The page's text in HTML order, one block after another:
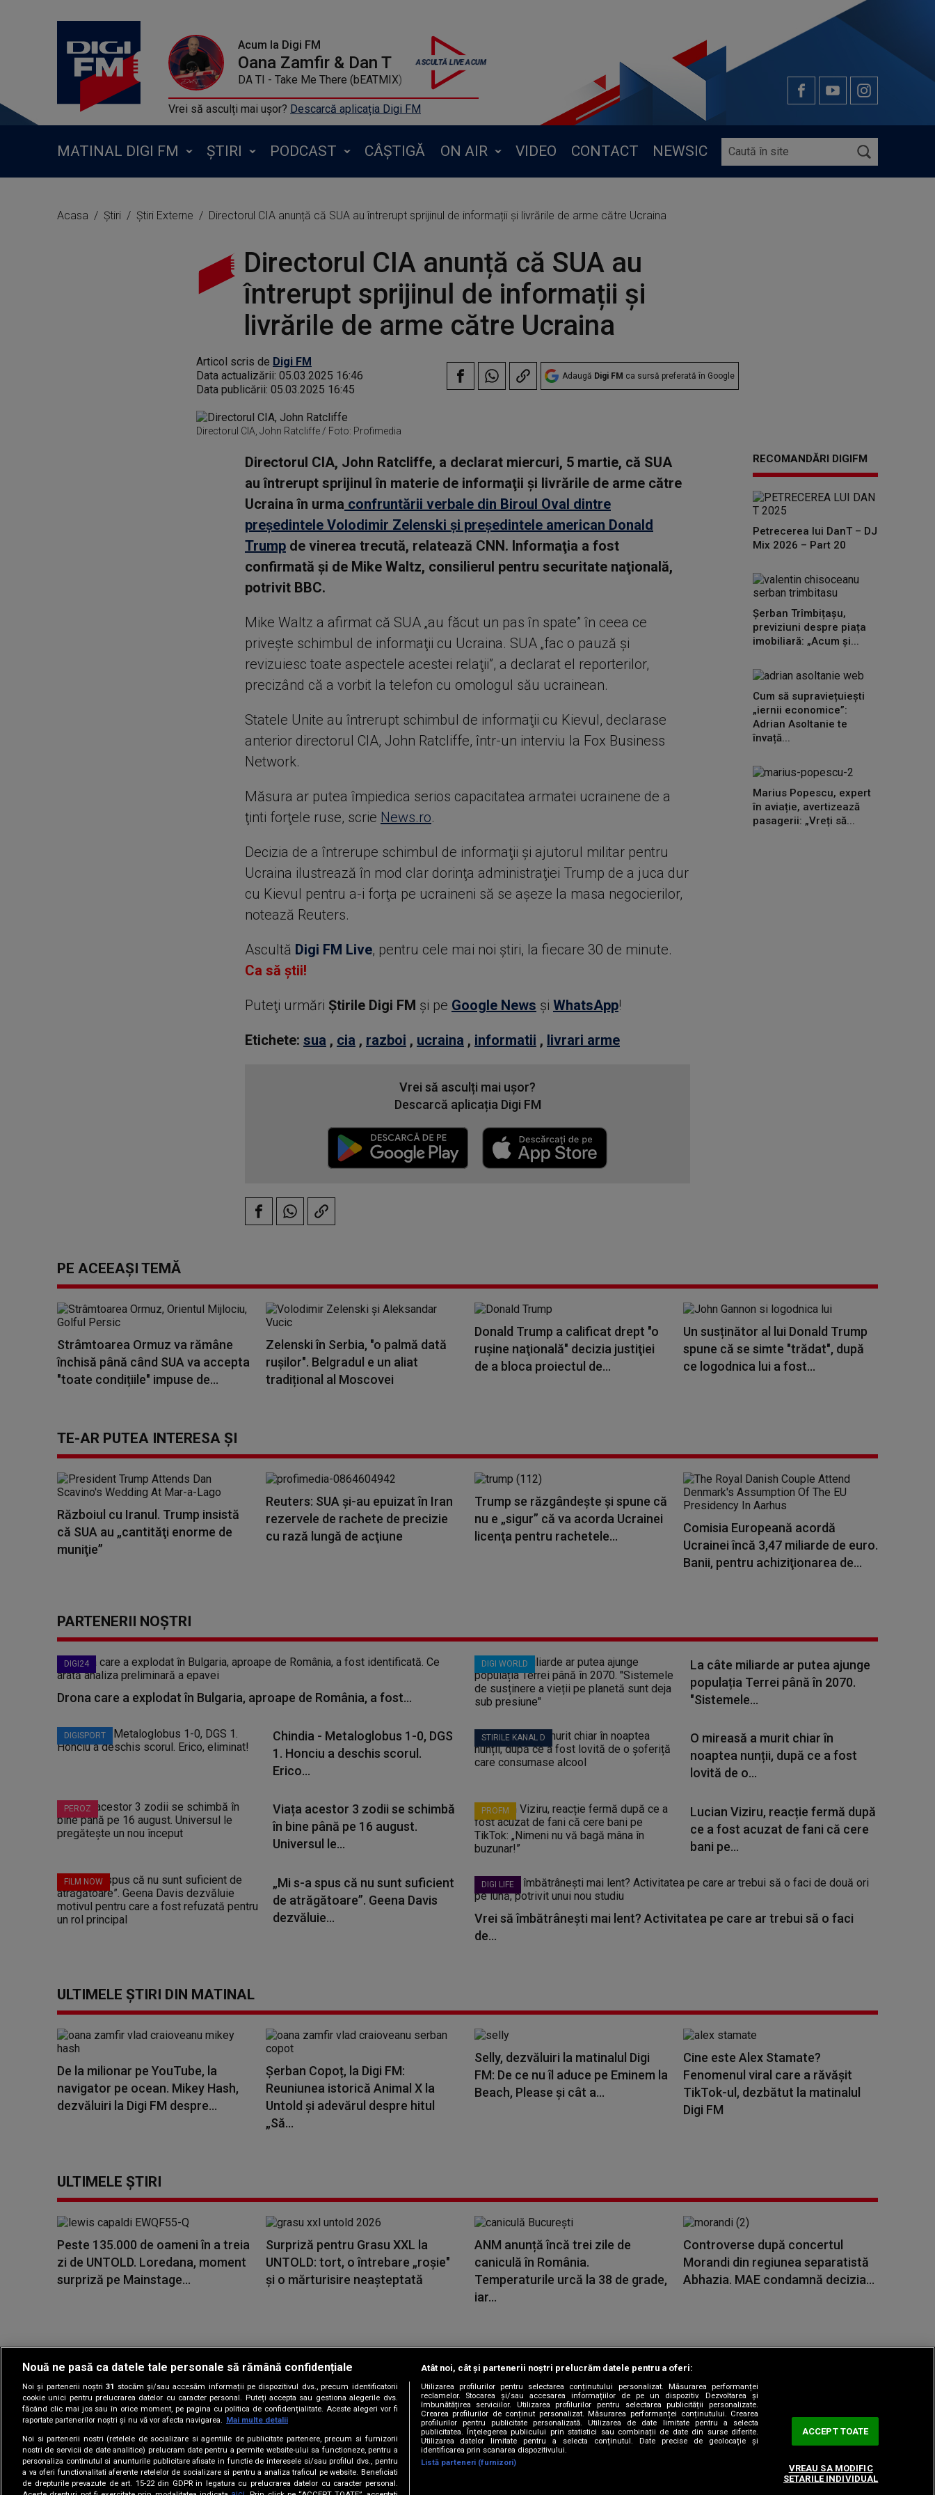
Acum la Digi FM
Oana Zamfir & Dan T
DA TI - Take Me There (bEATMIX)
Vrei să asculți mai ușor? Descarcă aplicația Digi FM
MATINAL DIGI FM ȘTIRI PODCAST CÂȘTIGĂ ON AIR VIDEO CONTACT NEWSIC
Acasa Știri Știri Externe Directorul CIA anunță că SUA au întrerupt sprijinul de informații și livrările de arme către Ucraina
Directorul CIA anunță că SUA au
întrerupt sprijinul de informații și
livrările de arme către Ucraina
Articol scris de Digi FM
Data actualizării: 05.03.2025 16:46
Data publicării: 05.03.2025 16:45
Adaugă Digi FM ca sursă preferată în Google
Directorul CIA, John Ratcliffe / Foto: Profimedia
Directorul CIA, John Ratcliffe, a declarat miercuri, 5 martie, că SUA
au întrerupt sprijinul în materie de informaţii şi livrările de arme către
Ucraina în urma confruntării verbale din Biroul Oval dintre
preşedintele Volodimir Zelenski şi preşedintele american Donald
Trumpde vinerea trecută, relatează CNN. Informaţia a fost
confirmată şi de Mike Waltz, consilierul pentru securitate naţională,
potrivit BBC.
Mike Waltz a afirmat că SUA „au făcut un pas în spate” în ceea ce
priveşte schimbul de informaţii cu Ucraina. SUA „fac o pauză şi
revizuiesc toate aspectele acestei relaţii”, a declarat el reporterilor,
precizând că a vorbit la telefon cu omologul său ucrainean.
Statele Unite au întrerupt schimbul de informaţii cu Kievul, declarase
anterior directorul CIA, John Ratcliffe, într-un interviu la Fox Business
Network.
Măsura ar putea împiedica serios capacitatea armatei ucrainene de a
ţinti forţele ruse, scrie News.ro.
Decizia de a întrerupe schimbul de informaţii şi ajutorul militar pentru
Ucraina ilustrează în mod clar dorinţa administraţiei Trump de a juca dur
cu Kievul pentru a-i forţa pe ucraineni să se aşeze la masa negocierilor,
notează Reuters.
Ascultă Digi FM Live, pentru cele mai noi știri, la fiecare 30 de minute.
Ca să știi!
Puteţi urmări Știrile Digi FM şi pe Google News şi WhatsApp!
Etichete: sua , cia , razboi , ucraina , informatii , livrari arme
Vrei să asculți mai ușor?
Descarcă aplicația Digi FM
RECOMANDĂRI DIGIFM
Petrecerea lui DanT – DJ
Mix 2026 – Part 20
Șerban Trîmbițașu,
previziuni despre piața
imobiliară: „Acum și...
Cum să supraviețuiești
„iernii economice”:
Adrian Asoltanie te
învață...
Marius Popescu, expert
în aviație, avertizează
pasagerii: „Vreți să...
PE ACEEAȘI TEMĂ
Strâmtoarea Ormuz va rămâne
închisă până când SUA va accepta
"toate condițiile" impuse de...
Zelenski în Serbia, "o palmă dată
rușilor". Belgradul e un aliat
tradițional al Moscovei
Donald Trump a calificat drept "o
ruşine naţională" decizia justiţiei
de a bloca proiectul de...
Un susținător al lui Donald Trump
spune că se simte "trădat", după
ce logodnica lui a fost...
TE-AR PUTEA INTERESA ȘI
Războiul cu Iranul. Trump insistă
că SUA au „cantităţi enorme de
muniţie”
Reuters: SUA şi-au epuizat în Iran
rezervele de rachete de precizie
cu rază lungă de acţiune
Trump se răzgândește și spune că
nu e „sigur” că va acorda Ucrainei
licenţa pentru rachetele...
Comisia Europeană acordă
Ucrainei încă 3,47 miliarde de euro.
Banii, pentru achiziţionarea de...
PARTENERII NOȘTRI
DIGI24
Drona care a explodat în Bulgaria, aproape de România, a fost...
DIGISPORT
Chindia - Metaloglobus 1-0, DGS
1. Honciu a deschis scorul.
Erico...
PEROZ
Viața acestor 3 zodii se schimbă
în bine până pe 16 august.
Universul le...
FILM NOW
„Mi s-a spus că nu sunt suficient
de atrăgătoare”. Geena Davis
dezvăluie...
DIGI WORLD
La câte miliarde ar putea ajunge
populația Terrei până în 2070.
"Sistemele...
STIRILE KANAL D
O mireasă a murit chiar în
noaptea nunții, după ce a fost
lovită de o...
PROFM
Lucian Viziru, reacție fermă după
ce a fost acuzat de fani că cere
bani pe...
DIGI LIFE
Vrei să îmbătrânești mai lent? Activitatea pe care ar trebui să o faci
de...
ULTIMELE ȘTIRI DIN MATINAL
De la milionar pe YouTube, la
navigator pe ocean. Mikey Hash,
dezvăluiri la Digi FM despre...
Șerban Copoț, la Digi FM:
Reuniunea istorică Animal X la
Untold și adevărul despre hitul
„Să...
Selly, dezvăluiri la matinalul Digi
FM: De ce nu îl aduce pe Eminem la
Beach, Please și cât a...
Cine este Alex Stamate?
Fenomenul viral care a răvășit
TikTok-ul, dezbătut la matinalul
Digi FM
ULTIMELE ȘTIRI
Peste 135.000 de oameni în a treia
zi de UNTOLD. Loredana, moment
surpriză pe Mainstage...
Surpriză pentru Grasu XXL la
UNTOLD: tort, o întrebare „roșie"
și o mărturisire neașteptată
ANM anunță încă trei zile de
caniculă în România.
Temperaturile urcă la 38 de grade,
iar...
Controverse după concertul
Morandi din regiunea separatistă
Abhazia. MAE condamnă decizia...
Copyright © 2026 / DIGI ROMANIA S.A.
Gestionați preferințele|Termeni și condiții |Politica de confidențialitate|Contact/Info| Codul etic|Sitemap
Urmărește-ne și pe
Nouă ne pasă ca datele tale personale să rămână confidențiale
Noi și partenerii noștri31 stocăm și/sau accesăm informații pe dispozitivul dvs., precum identificatorii
cookie unici pentru prelucrarea datelor cu caracter personal. Puteți accepta sau gestiona alegerile dvs.
făcând clic mai jos sau în orice moment, pe pagina cu politica de confidențialitate. Aceste alegeri vor fi
raportate partenerilor noștri și nu vă vor afecta navigarea. Mai multe detalii
Noi si partenerii nostri (retelele de socializare si agentiile de publicitate partenere, precum si furnizorii
nostri de servicii de date analitice) prelucram date pentru a permite website-ului sa functioneze, pentru a
personaliza continutul si anunturile publicitare afisate in functie de interesele si/sau profilul dvs., pentru
a va oferi functionalitati aferente retelelor de socializare si pentru a analiza traficul pe website. Beneficiati
de drepturile prevazute de art. 15-22 din GDPR in legatura cu prelucrarea datelor cu caracter personal.
Atât noi, cât și partenerii noștri prelucrăm datele pentru a oferi:
Utilizarea profilurilor pentru selectarea conținutului personalizat. Măsurarea performanței
reclamelor. Stocarea și/sau accesarea informațiilor de pe un dispozitiv. Dezvoltarea și
îmbunătățirea serviciilor. Utilizarea profilurilor pentru selectarea publicității personalizate.
Crearea profilurilor de conținut personalizat. Măsurarea performanței conținutului. Crearea
profilurilor pentru publicitate personalizată. Utilizarea de date limitate pentru a selecta
publicitatea. Înțelegerea publicului prin statistici sau combinații de date din surse diferite.
Utilizarea datelor limitate pentru a selecta conținutul. Date precise de geolocație și
identificarea prin scanarea dispozitivului.
Listă parteneri (furnizori)
ACCEPT TOATE
VREAU SA MODIFIC
SETARILE INDIVIDUAL